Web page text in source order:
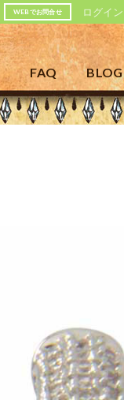
WEBでお問合せ ログイン
FAQ BLOG